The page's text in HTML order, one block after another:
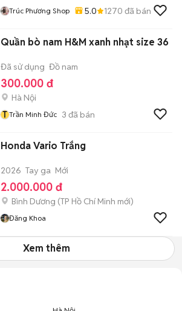
Trúc Phương Shop 5.0 1270 đã bán
Quần bò nam H&M xanh nhạt size 36
Đã sử dụng Đồ nam
300.000 đ
Hà Nội
T Trần Minh Đức 3 đã bán
Honda Vario Trắng
2026 Tay ga Mới
2.000.000 đ
Bình Dương (TP Hồ Chí Minh mới)
Đăng Khoa
Xem thêm